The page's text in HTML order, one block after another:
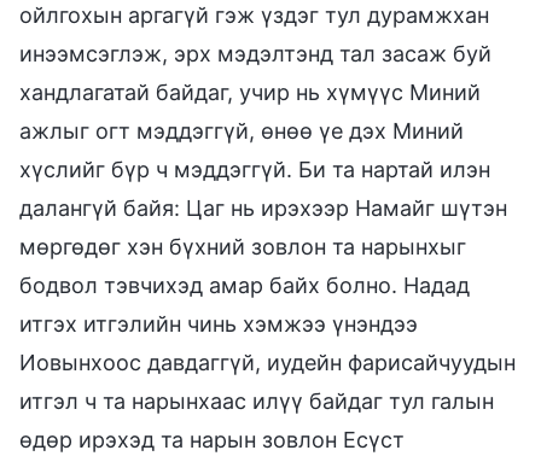
ойлгохын аргагүй гэж үздэг тул дурамжхан
инээмсэглэж, эрх мэдэлтэнд тал засаж буй
хандлагатай байдаг, учир нь хүмүүс Миний
ажлыг огт мэддэггүй, өнөө үе дэх Миний
хүслийг бүр ч мэддэггүй. Би та нартай илэн
далангүй байя: Цаг нь ирэхээр Намайг шүтэн
мөргөдөг хэн бүхний зовлон та нарынхыг
бодвол тэвчихэд амар байх болно. Надад
итгэх итгэлийн чинь хэмжээ үнэндээ
Иовынхоос давдаггүй, иудейн фарисайчуудын
итгэл ч та нарынхаас илүү байдаг тул галын
өдөр ирэхэд та нарын зовлон Есүст